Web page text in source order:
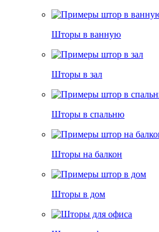
Шторы в ванную
Шторы в зал
Шторы в спальню
Шторы на балкон
Шторы в дом